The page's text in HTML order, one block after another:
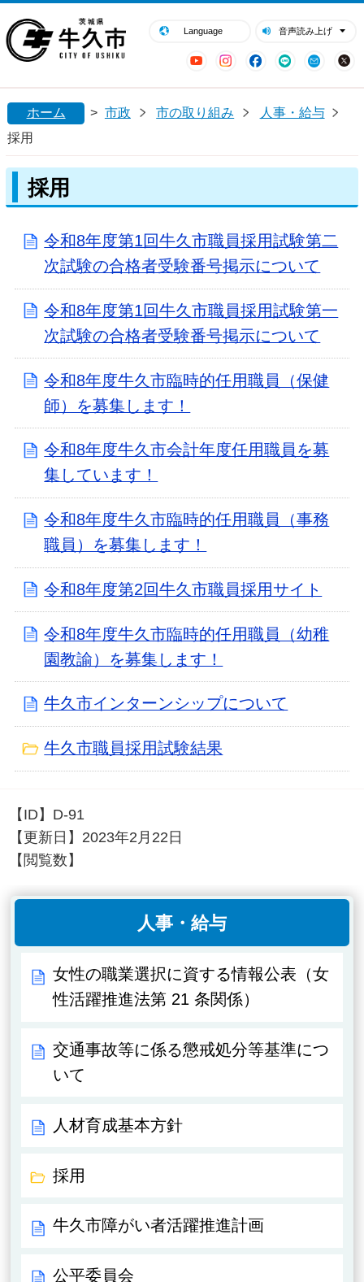
Language 音声読み上げ
YouTubeInstagram
Facebook
LINE Mail
閉じる
ホーム > 市政 市の取り組み
人事・給与
採用
採用
令和8年度第1回牛久市職員採用試験第二
次試験の合格者受験番号掲示について
令和8年度第1回牛久市職員採用試験第一
次試験の合格者受験番号掲示について
令和8年度牛久市臨時的任用職員（保健
師）を募集します！
令和8年度牛久市会計年度任用職員を募
集しています！
令和8年度牛久市臨時的任用職員（事務
職員）を募集します！
令和8年度第2回牛久市職員採用サイト
令和8年度牛久市臨時的任用職員（幼稚
園教諭）を募集します！
牛久市インターンシップについて
牛久市職員採用試験結果
【ID】 D-91
【更新日】 2023年2月22日
【閲覧数】
人事・給与
女性の職業選択に資する情報公表（女
性活躍推進法第 21 条関係）
交通事故等に係る懲戒処分等基準につ
いて
人材育成基本方針
採用
牛久市障がい者活躍推進計画
公平委員会